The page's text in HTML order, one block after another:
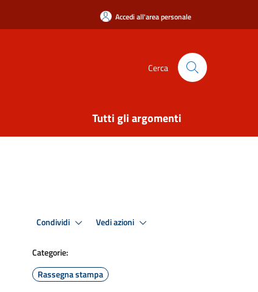
Accedi all'area personale
Cerca
Tutti gli argomenti
Condividi Vedi azioni
Categorie:
Rassegna stampa